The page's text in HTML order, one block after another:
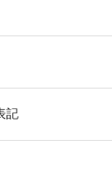
記